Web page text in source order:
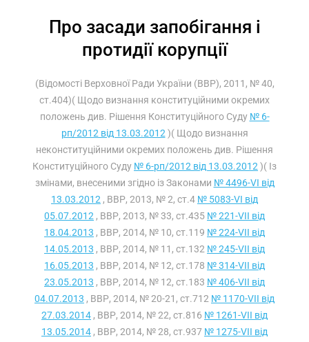
Про засади запобігання і
протидії корупції
(Відомості Верховної Ради України (ВВР), 2011, № 40,
ст.404)( Щодо визнання конституційними окремих
положень див. Рішення Конституційного Суду № 6-
рп/2012 від 13.03.2012 )( Щодо визнання
неконституційними окремих положень див. Рішення
Конституційного Суду № 6-рп/2012 від 13.03.2012 )( Із
змінами, внесеними згідно із Законами № 4496-VI від
13.03.2012 , ВВР, 2013, № 2, ст.4 № 5083-VI від
05.07.2012 , ВВР, 2013, № 33, ст.435 № 221-VII від
18.04.2013 , ВВР, 2014, № 10, ст.119 № 224-VII від
14.05.2013 , ВВР, 2014, № 11, ст.132 № 245-VII від
16.05.2013 , ВВР, 2014, № 12, ст.178 № 314-VII від
23.05.2013 , ВВР, 2014, № 12, ст.183 № 406-VII від
04.07.2013 , ВВР, 2014, № 20-21, ст.712 № 1170-VII від
27.03.2014 , ВВР, 2014, № 22, ст.816 № 1261-VII від
13.05.2014 , ВВР, 2014, № 28, ст.937 № 1275-VII від